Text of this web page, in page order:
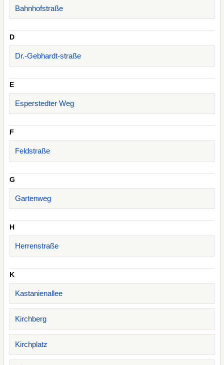
Bahnhofstraße
D
Dr.-Gebhardt-straße
E
Esperstedter Weg
F
Feldstraße
G
Gartenweg
H
Herrenstraße
K
Kastanienallee
Kirchberg
Kirchplatz